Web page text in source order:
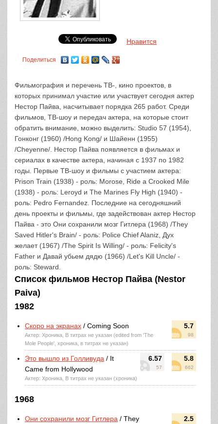
Нравится
Поделиться
Фильмография и перечень ТВ-, кино проектов, в
которых принимал участие или участвует сегодня актер
Нестор Пайва, насчитывает порядка 265 работ. Среди
фильмов, ТВ-шоу и передач актера, на которые стоит
обратить внимание, можно выделить: Studio 57 (1954),
Гонконг (1960) /Hong Kong/ и Шайенн (1955)
/Cheyenne/. Нестор Пайва появляется в фильмах и
сериалах в качестве актера, начиная с 1937 по 1982
годы. Первые ТВ-шоу и фильмы с участием актера:
Prison Train (1938) - роль: Morose, Ride a Crooked Mile
(1938) - роль: Leroyd и The Marines Fly High (1940) -
роль: Pedro Fernandez. Последние на сегодняшний
день проекты и фильмы, где задействован актер Нестор
Пайва - это Они сохранили мозг Гитлера (1968) /They
Saved Hitler's Brain/ - роль: Police Chief Alaniz, Дух
желает (1967) /The Spirit Is Willing/ - роль: Felicity's
Father и Давай убьем дядю (1966) /Let's Kill Uncle/ -
роль: Steward.
Список фильмов Нестор Пайва (Nestor
Paiva)
1982
5.7
98
Скоро на экранах / Coming Soon
Актер: Хроника, В титрах не указан (edited from 'The
Mole People', хроника, в титрах не указан)
6.57
57
5.8
662
Это вышло из Голливуда / It
Came from Hollywood
Актер: Хроника, В титрах не указан (хроника)
1968
2.5
Они сохранили мозг Гитлера / They